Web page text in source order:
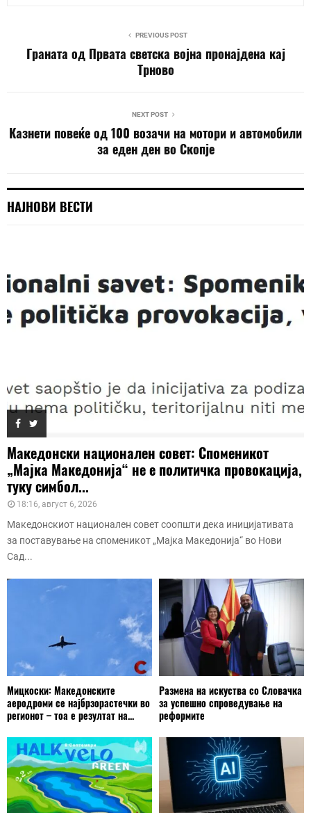
PREVIOUS POST
Граната од Првата светска војна пронајдена кај
Трново
NEXT POST
Казнети повеќе од 100 возачи на мотори и автомобили
за еден ден во Скопје
НАЈНОВИ ВЕСТИ
Македонски национален совет: Споменикот
„Мајка Македонија“ не е политичка провокација,
туку симбол...
18:16, август 6, 2026
Македонскиот национален совет соопшти дека иницијативата
за поставување на споменикот „Мајка Македонија“ во Нови
Сад...
Мицкоски: Македонските
аеродроми се најбрзорастечки во
регионот – тоа е резултат на...
Размена на искуства со Словачка
за успешно спроведување на
реформите